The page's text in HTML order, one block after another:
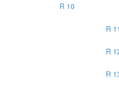
R 10
R 11
R
R